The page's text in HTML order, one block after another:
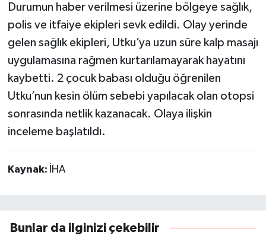
Durumun haber verilmesi üzerine bölgeye sağlık,
polis ve itfaiye ekipleri sevk edildi. Olay yerinde
gelen sağlık ekipleri, Utku’ya uzun süre kalp masajı
uygulamasına rağmen kurtarılamayarak hayatını
kaybetti. 2 çocuk babası olduğu öğrenilen
Utku’nun kesin ölüm sebebi yapılacak olan otopsi
sonrasında netlik kazanacak. Olaya ilişkin
inceleme başlatıldı.
Kaynak: İHA
Bunlar da ilginizi çekebilir